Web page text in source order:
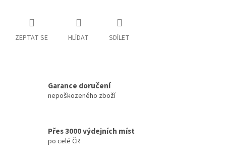
ZEPTAT SE HLÍDAT SDÍLET
Garance doručení
nepoškozeného zboží
Přes 3000 výdejních míst
po celé ČR